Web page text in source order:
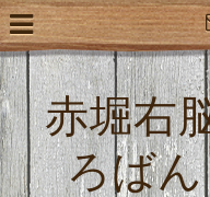
赤堀右
ろば